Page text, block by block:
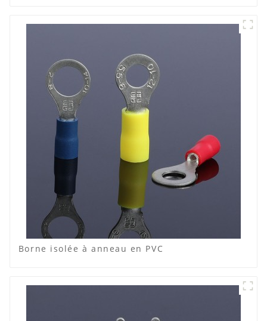
Borne isolée à anneau en PVC